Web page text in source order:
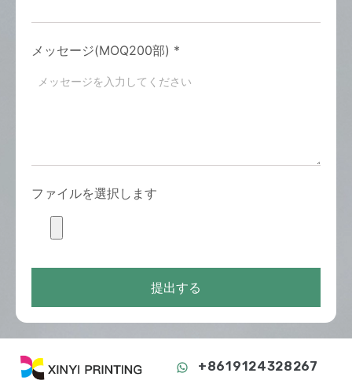
メッセージ(MOQ200部) *
ファイルを選択します
提出する
+8619124328267